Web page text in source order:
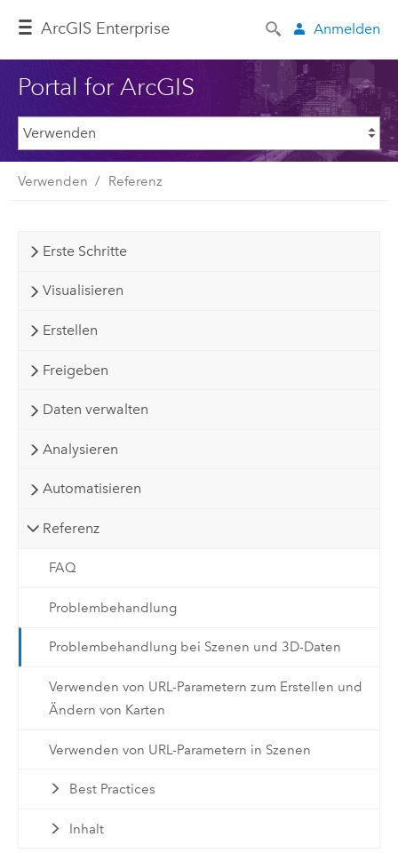
ArcGIS Enterprise Anmelden
Portal for ArcGIS
Verwenden Referenz
Erste Schritte
Visualisieren
Erstellen
Freigeben
Daten verwalten
Analysieren
Automatisieren
Referenz
FAQ
Problembehandlung
Problembehandlung bei Szenen und 3D-Daten
Verwenden von URL-Parametern zum Erstellen und
Ändern von Karten
Verwenden von URL-Parametern in Szenen
Best Practices
Inhalt